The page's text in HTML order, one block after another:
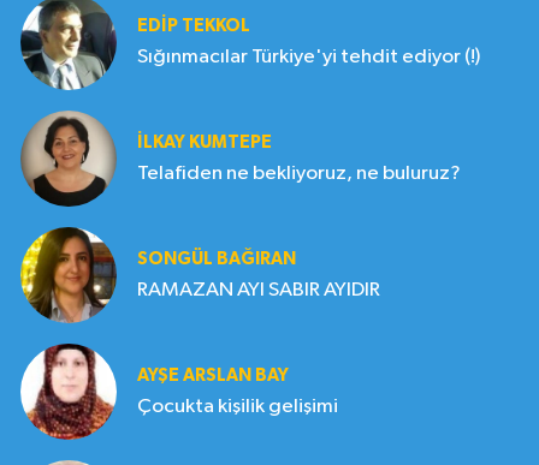
EDIP TEKKOL
Sığınmacılar Türkiye'yi tehdit ediyor (!)
İLKAY KUMTEPE
Telafiden ne bekliyoruz, ne buluruz?
SONGÜL BAĞIRAN
RAMAZAN AYI SABIR AYIDIR
AYŞE ARSLAN BAY
Çocukta kişilik gelişimi